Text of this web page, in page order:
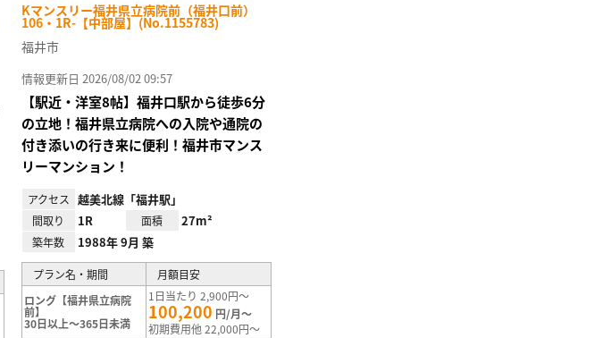
Kマンスリー福井県立病院前（福井口前）
106・1R-【中部屋】(No.1155783)
福井市
情報更新日 2026/08/02 09:57
【駅近・洋室8帖】福井口駅から徒歩6分
の立地！福井県立病院への入院や通院の
付き添いの行き来に便利！福井市マンス
リーマンション！
アクセス 越美北線「福井駅」
間取り 1R 面積 27m²
築年数 1988年 9月 築
プラン名・期間
月額目安
ロング【福井県立病院
前】
30日以上～365日未満
1日当たり 2,900円～
100,200 円/月～
初期費用他 22,000円～